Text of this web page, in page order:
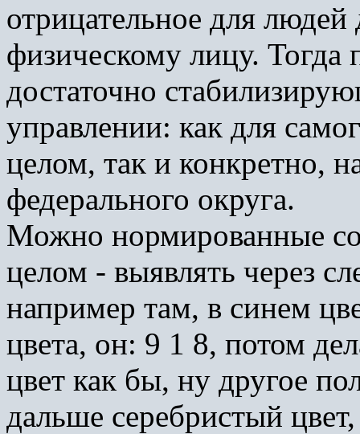
отрицательное для
физическому лицу.
достаточно
управлении: как для
целом, так и конкретно,
федерального округа.
Можно нормированные
целом - выявлять через
например там, в синем
цвета, он: 9 1 8, потом
цвет как бы, ну другое
дальше серебристый